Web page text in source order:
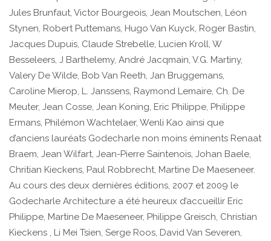
Jules Brunfaut, Victor Bourgeois, Jean Moutschen, Léon
Stynen, Robert Puttemans, Hugo Van Kuyck, Roger Bastin,
Jacques Dupuis, Claude Strebelle, Lucien Kroll, W
Besseleers, J Barthelemy, André Jacqmain, V.G. Martiny,
Valery De Wilde, Bob Van Reeth, Jan Bruggemans,
Caroline Mierop, L. Janssens, Raymond Lemaire, Ch. De
Meuter, Jean Cosse, Jean Koning, Eric Philippe, Philippe
Ermans, Philémon Wachtelaer, Wenli Kao ainsi que
d’anciens lauréats Godecharle non moins éminents Renaat
Braem, Jean Wilfart, Jean-Pierre Saintenois, Johan Baele,
Chritian Kieckens, Paul Robbrecht, Martine De Maeseneer.
Au cours des deux dernières éditions, 2007 et 2009 le
Godecharle Architecture a été heureux d’accueillir Eric
Philippe, Martine De Maeseneer, Philippe Greisch, Christian
Kieckens , Li Mei Tsien, Serge Roos, David Van Severen,